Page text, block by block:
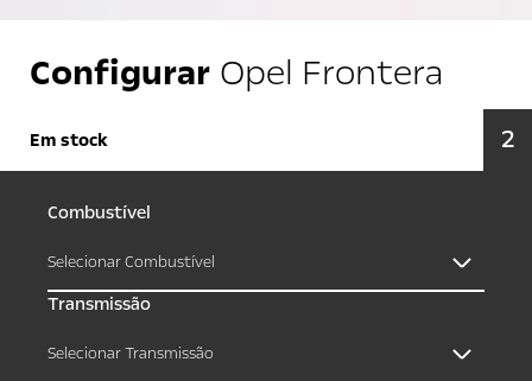
Configurar Opel Frontera
Em stock 2
Combustível
Selecionar Combustível
Transmissão
Selecionar Transmissão